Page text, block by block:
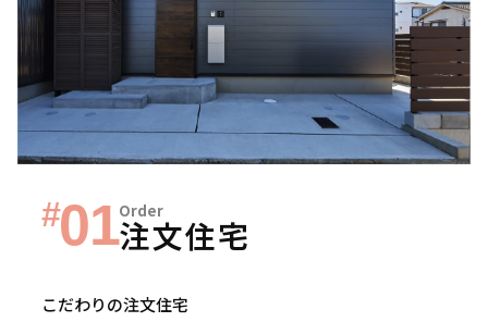
#01注文住宅
Order
こだわりの注文住宅